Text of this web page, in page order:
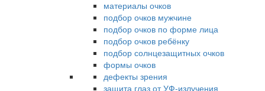
материалы очков
подбор очков мужчине
подбор очков по форме лица
подбор очков ребёнку
подбор солнцезащитных очков
формы очков
дефекты зрения
защита глаз от УФ-излучения